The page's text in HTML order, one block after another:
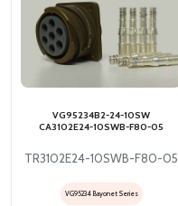
VG95234B2-24-10SW
CA3102E24-10SWB-F80-05
TR3102E24-10SWB-F80-05
VG95234 Bayonet Series